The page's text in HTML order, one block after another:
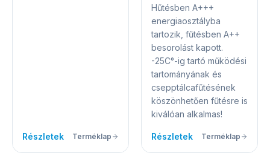
Részletek Terméklap
Hűtésben A+++
energiaosztályba
tartozik, fűtésben A++
besorolást kapott.
-25C°-ig tartó működési
tartományának és
csepptálcafűtésének
köszönhetően fűtésre is
kiválóan alkalmas!
Részletek Terméklap